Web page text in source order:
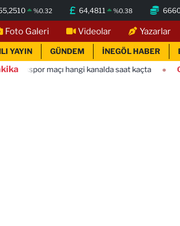
%0.32 64,4811 %0.38
Foto Galeri Videolar Yazarlar
YAYIN GÜNDEM İNEGÖL HABER
hangi kanalda saat kaçta 01:03